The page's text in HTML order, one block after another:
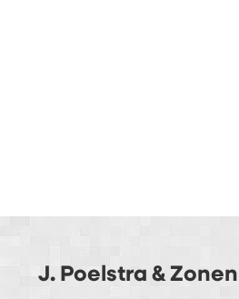
J. Poelstra & Zonen